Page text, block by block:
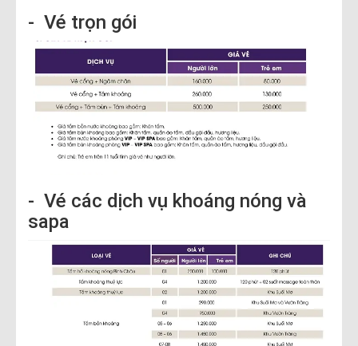
- Vé trọn gói
- Vé các dịch vụ khoáng nóng và
sapa